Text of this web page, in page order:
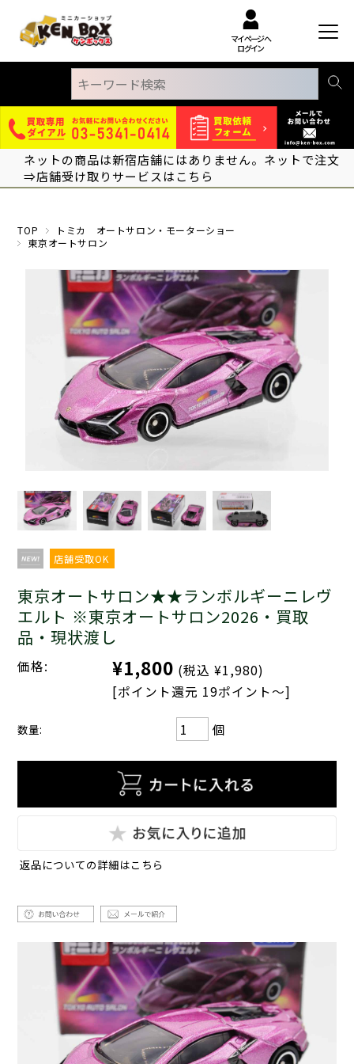
マイページへ
ログイン
ネットの商品は新宿店舗にはありません。ネットで注文
⇒店舗受け取りサービスはこちら
TOP
トミカ オートサロン・モーターショー
東京オートサロン
店舗受取OK
東京オートサロン★★ランボルギーニレヴ
エルト ※東京オートサロン2026・買取
品・現状渡し
価格: ¥1,800 (税込 ¥1,980)
[ポイント還元 19ポイント～]
数量: 個
返品についての詳細はこちら